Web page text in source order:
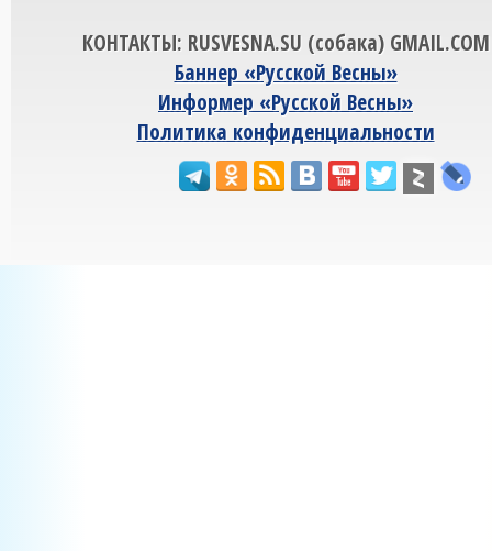
КОНТАКТЫ: RUSVESNA.SU (собака) GMAIL.COM
Баннер «Русской Весны»
Информер «Русской Весны»
Политика конфиденциальности